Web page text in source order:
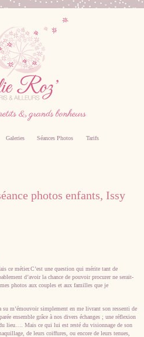
enceinte sur Paris
Galeries Séances Photos Tarifs
photos enfants, Issy
ce métier.C’est une question qui mérite tant de
d’avoir la chance de pouvoir procurer ne serait-
photos aux couples et aux familles que je
su m’émouvoir simplement en me livrant son ressenti de
ensemble grâce à nos divers échanges ; une réflexion
lieu…. Mais ce qui lui est resté du visionnage de son
de leurs coiffures, ou encore de leurs tenues,